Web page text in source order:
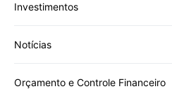
Investimentos
Notícias
Orçamento e Controle Financeiro